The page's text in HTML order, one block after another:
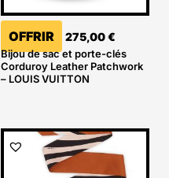
OFFRIR 275,00€
Bijou de sac et porte-clés
Corduroy Leather Patchwork
– LOUIS VUITTON